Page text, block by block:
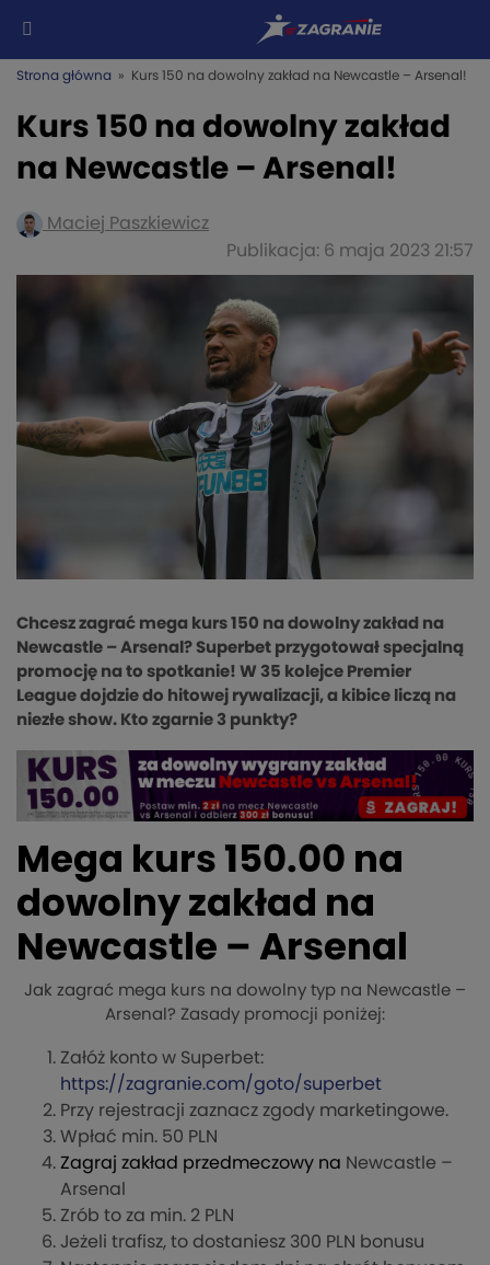
Strona główna » Kurs 150 na dowolny zakład na Newcastle – Arsenal!
Kurs 150 na dowolny zakład
na Newcastle – Arsenal!
Maciej Paszkiewicz
Publikacja: 6 maja 2023 21:57
Chcesz zagrać mega kurs 150 na dowolny zakład na
Newcastle – Arsenal? Superbet przygotował specjalną
promocję na to spotkanie! W 35 kolejce Premier
League dojdzie do hitowej rywalizacji, a kibice liczą na
niezłe show. Kto zgarnie 3 punkty?
Mega kurs 150.00 na
dowolny zakład na
Newcastle – Arsenal
Jak zagrać mega kurs na dowolny typ na Newcastle –
Arsenal? Zasady promocji poniżej:
Załóż konto w Superbet:
https://zagranie.com/goto/superbet
Przy rejestracji zaznacz zgody marketingowe.
Wpłać min. 50 PLN
Zagraj zakład przedmeczowy na Newcastle –
Arsenal
Zrób to za min. 2 PLN
Jeżeli trafisz, to dostaniesz 300 PLN bonusu